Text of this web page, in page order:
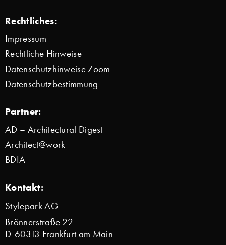
Rechtliches:
Impressum
Rechtliche Hinweise
Datenschutzhinweise Zoom
Datenschutzbestimmung
Partner:
AD – Architectural Digest
Architect@work
BDIA
Kontakt:
Stylepark AG
Brönnerstraße 22
D-60313 Frankfurt am Main